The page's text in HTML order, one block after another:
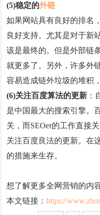
(5)稳定的外链
如果网站具有良好的排名
良好支持。尤其是对于新
该是最终的。但是外部链
就更多了。另外，许多外
容易造成链外垃圾的堆积
(6)关注百度算法的更新 ：
是中国最大的搜索引擎。
关，而SEOer的工作直接
关注百度良法的更新。在
的措施来生存。
想了解更多全网营销的内
本文链接：https://